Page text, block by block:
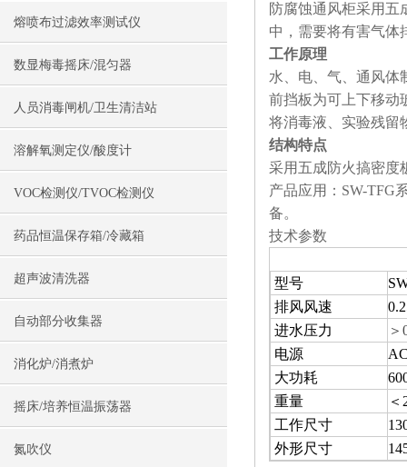
熔喷布过滤效率测试仪
数显梅毒摇床/混匀器
人员消毒闸机/卫生清洁站
溶解氧测定仪/酸度计
VOC检测仪/TVOC检测仪
药品恒温保存箱/冷藏箱
超声波清洗器
自动部分收集器
消化炉/消煮炉
摇床/培养恒温振荡器
氮吹仪
防腐蚀通风柜采用五
中，需要将有害气体
工作原理
水、电、气、通风体
前挡板为可上下移动
将消毒液、实验残留
结构特点
采用五成防火搞密度
产品应用： SW-TFG
备。
技术参数
型号
排风风速
进水压力
＞
电源
大功耗
重量
工作尺寸
外形尺寸